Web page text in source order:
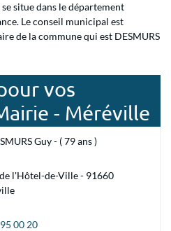
situe dans le département
Le conseil municipal est
de la commune qui est DESMURS
vos
- Méréville
Guy - ( 79 ans )
l'Hôtel-de-Ville - 91660
00 20